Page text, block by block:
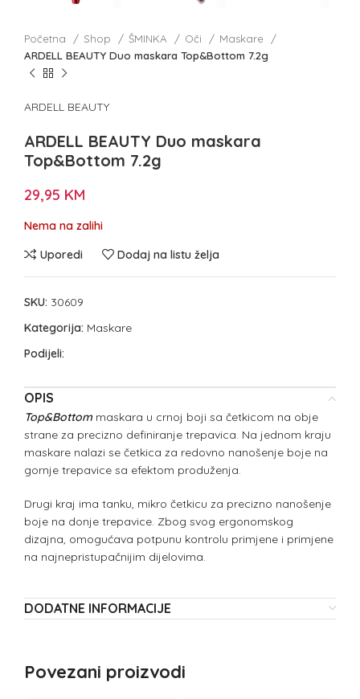
Početna Shop ŠMINKA Oči
Maskare
ARDELL BEAUTY Duo maskara Top&Bottom 7.2g
ARDELL BEAUTY
ARDELL BEAUTY Duo maskara
Top&Bottom 7.2g
29,95 KM
Nema na zalihi
Uporedi
Dodaj na listu želja
SKU: 30609
Kategorija: Maskare
Podijeli:
OPIS
Top&Bottommaskara u crnoj boji sa četkicom na obje
strane za precizno definiranje trepavica. Na jednom kraju
maskare nalazi se četkica za redovno nanošenje boje na
gornje trepavice sa efektom produženja.
Drugi kraj ima tanku, mikro četkicu za precizno nanošenje
boje na donje trepavice. Zbog svog ergonomskog
dizajna, omogućava potpunu kontrolu primjene i primjene
na najnepristupačnijim dijelovima.
DODATNE INFORMACIJE
Povezani proizvodi